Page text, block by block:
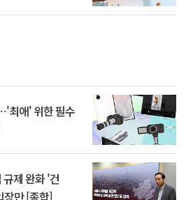
최애' 위한 필수
제 완화 '건